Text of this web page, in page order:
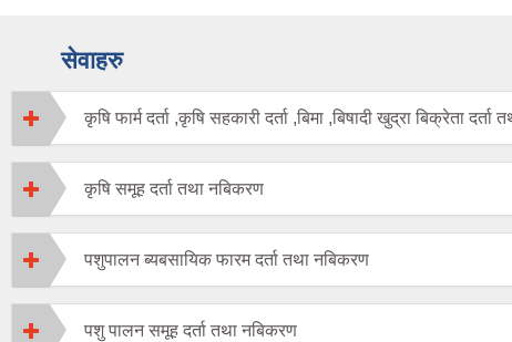
सेवाहरु
कृषि फार्म दर्ता ,कृषि सहकारी दर्ता ,बिमा ,बिषादी खुद्रा बिक्रेता दर्ता
कृषि समूह दर्ता तथा नबिकरण
पशुपालन ब्यबसायिक फारम दर्ता तथा नबिकरण
पशु पालन समूह दर्ता तथा नबिकरण